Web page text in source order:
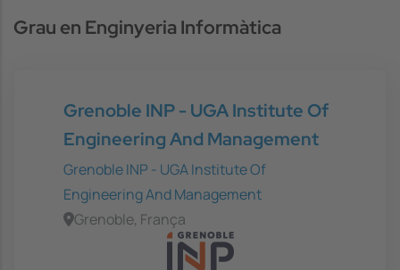
Grau en Enginyeria Informàtica
Grenoble INP - UGA Institute Of
Engineering And Management
Grenoble INP - UGA Institute Of
Engineering And Management
Grenoble, França